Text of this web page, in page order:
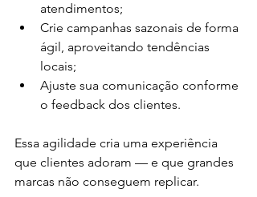
atendimentos;
Crie campanhas sazonais de forma
ágil, aproveitando tendências
locais;
Ajuste sua comunicação conforme
o feedback dos clientes.
Essa agilidade cria uma experiência
que clientes adoram — e que grandes
marcas não conseguem replicar.